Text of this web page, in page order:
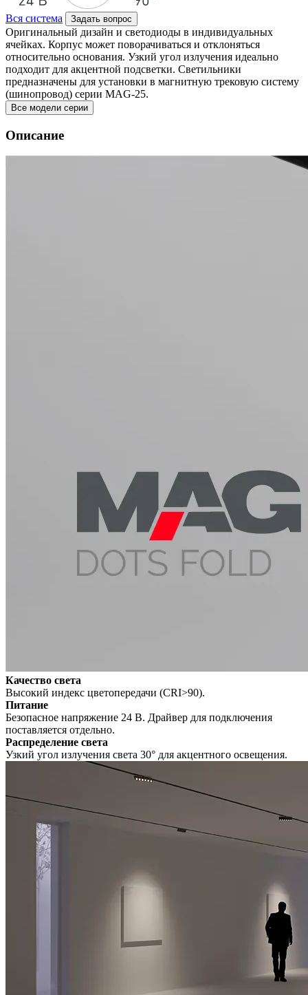
Вся система Задать вопрос
Оригинальный дизайн и светодиоды в индивидуальных
ячейках. Корпус может поворачиваться и отклоняться
относительно основания. Узкий угол излучения идеально
подходит для акцентной подсветки. Светильники
предназначены для установки в магнитную трековую систему
(шинопровод) серии MAG-25.
Все модели серии
Описание
Качество света
Высокий индекс цветопередачи (CRI>90).
Питание
Безопасное напряжение 24 В. Драйвер для подключения
поставляется отдельно.
Распределение света
Узкий угол излучения света 30° для акцентного освещения.